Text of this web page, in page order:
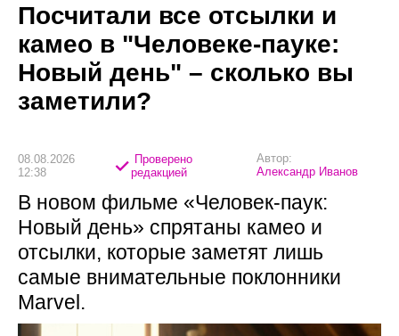
Посчитали все отсылки и
камео в "Человеке-пауке:
Новый день" – сколько вы
заметили?
08.08.2026
12:38
Проверено
редакцией
Автор:
Александр Иванов
В новом фильме «Человек-паук:
Новый день» спрятаны камео и
отсылки, которые заметят лишь
самые внимательные поклонники
Marvel.